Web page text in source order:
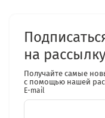
на
Получайте самые
с помощью нашей
E-mail